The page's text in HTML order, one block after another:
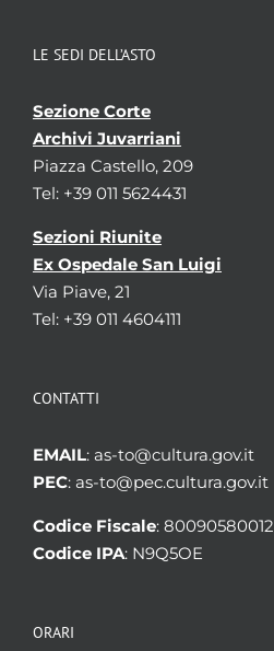
LE SEDI DELL’ASTO
Sezione Corte
Archivi Juvarriani
Piazza Castello, 209
Tel: +39 011 5624431
Sezioni Riunite
Ex Ospedale San Luigi
Via Piave, 21
Tel: +39 011 4604111
CONTATTI
EMAIL: as-to@cultura.gov.it
PEC: as-to@pec.cultura.gov.it
Codice Fiscale: 80090580012
Codice IPA: N9Q5OE
ORARI